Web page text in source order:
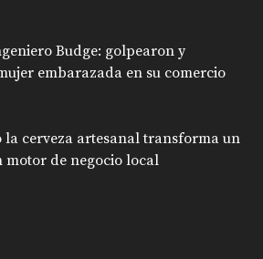
Budge: golpearon y
embarazada en su comercio
la cerveza artesanal transforma un
motor de negocio local